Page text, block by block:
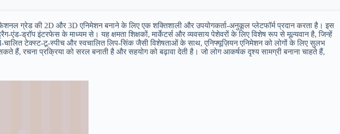
ग्रेड की 2D और 3D एनिमेशन बनाने के लिए एक शक्तिशाली और उपयोगकर्ता-अनुकूल प्लेटफॉर्म प्रदान करता है। इस
ड्रॉप इंटरफेस के माध्यम से। यह क्षमता शिक्षकों, मार्केटर्स और व्यवसाय पेशेवरों के लिए विशेष रूप से मूल्यवान है, जिन्हें
चालित टेक्स्ट-टू-स्पीच और स्वचालित लिप-सिंक जैसी विशेषताओं के साथ, एनिफ्यूज़ियन एनिमेशन को लोगों के लिए सुलभ
हैं, रचना प्रक्रिया को सरल बनाती है और सहयोग को बढ़ावा देती है। जो लोग आकर्षक दृश्य सामग्री बनाना चाहते हैं,